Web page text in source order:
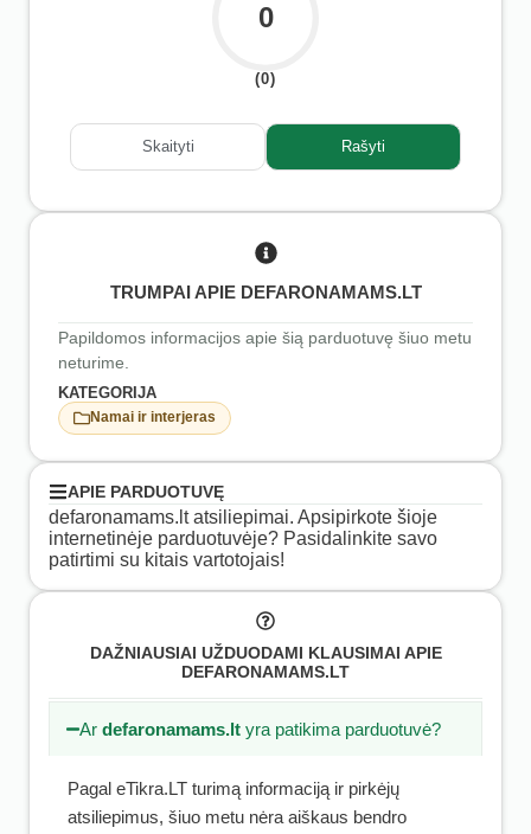
0
(0)
Skaityti Rašyti
TRUMPAI APIE DEFARONAMAMS.LT
Papildomos informacijos apie šią parduotuvę šiuo metu
neturime.
KATEGORIJA
Namai ir interjeras
APIE PARDUOTUVĘ
defaronamams.lt atsiliepimai. Apsipirkote šioje
internetinėje parduotuvėje? Pasidalinkite savo
patirtimi su kitais vartotojais!
DAŽNIAUSIAI UŽDUODAMI KLAUSIMAI APIE
DEFARONAMAMS.LT
Ardefaronamams.lt yra patikima parduotuvė?
Pagal eTikra.LT turimą informaciją ir pirkėjų
atsiliepimus, šiuo metu nėra aiškaus bendro